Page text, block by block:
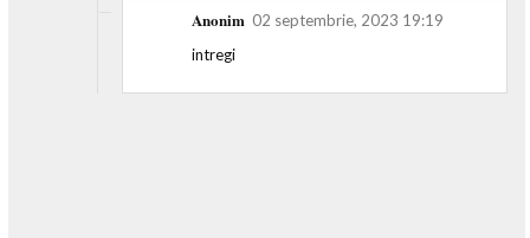
Anonim 02 septembrie, 2023 19:19
intregi